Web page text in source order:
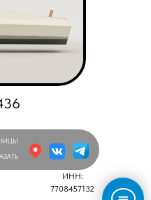
ИНН:
7708457132